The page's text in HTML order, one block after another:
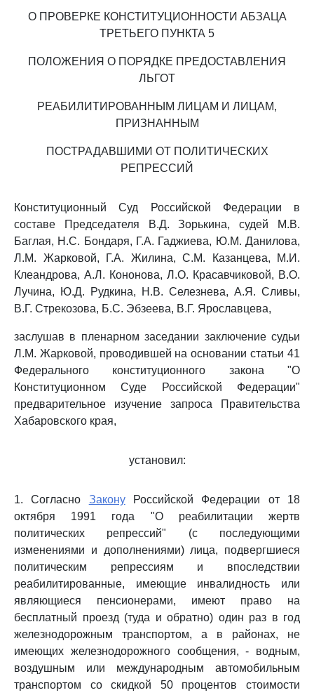
О ПРОВЕРКЕ КОНСТИТУЦИОННОСТИ АБЗАЦА
ТРЕТЬЕГО ПУНКТА 5
ПОЛОЖЕНИЯ О ПОРЯДКЕ ПРЕДОСТАВЛЕНИЯ
ЛЬГОТ
РЕАБИЛИТИРОВАННЫМ ЛИЦАМ И ЛИЦАМ,
ПРИЗНАННЫМ
ПОСТРАДАВШИМИ ОТ ПОЛИТИЧЕСКИХ
РЕПРЕССИЙ
Конституционный Суд Российской Федерации в
составе Председателя В.Д. Зорькина, судей М.В.
Баглая, Н.С. Бондаря, Г.А. Гаджиева, Ю.М. Данилова,
Л.М. Жарковой, Г.А. Жилина, С.М. Казанцева, М.И.
Клеандрова, А.Л. Кононова, Л.О. Красавчиковой, В.О.
Лучина, Ю.Д. Рудкина, Н.В. Селезнева, А.Я. Сливы,
В.Г. Стрекозова, Б.С. Эбзеева, В.Г. Ярославцева,
заслушав в пленарном заседании заключение судьи
Л.М. Жарковой, проводившей на основании статьи 41
Федерального конституционного закона "О
Конституционном Суде Российской Федерации"
предварительное изучение запроса Правительства
Хабаровского края,
установил:
1. Согласно ЗаконуРоссийской Федерации от 18
октября 1991 года "О реабилитации жертв
политических репрессий" (с последующими
изменениями и дополнениями) лица, подвергшиеся
политическим репрессиям и впоследствии
реабилитированные, имеющие инвалидность или
являющиеся пенсионерами, имеют право на
бесплатный проезд (туда и обратно) один раз в год
железнодорожным транспортом, а в районах, не
имеющих железнодорожного сообщения, - водным,
воздушным или международным автомобильным
транспортом со скидкой 50 процентов стоимости